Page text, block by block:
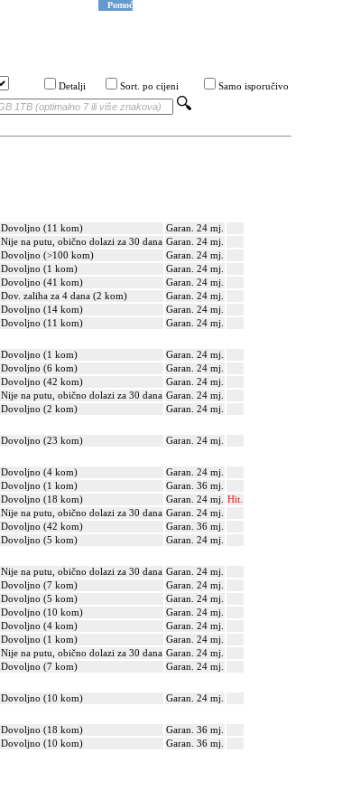
Pomoć
Detalji Sort. po cijeni Samo isporučivo
Dovoljno (11 kom)
Garan. 24 mj.
Nije na putu, obično dolazi za 30 dana Garan. 24 mj.
Dovoljno (>100 kom)
Garan. 24 mj.
Dovoljno (1 kom)
Garan. 24 mj.
Dovoljno (41 kom)
Garan. 24 mj.
Dov. zaliha za 4 dana (2 kom)
Garan. 24 mj.
Dovoljno (14 kom)
Garan. 24 mj.
Dovoljno (11 kom)
Garan. 24 mj.
Dovoljno (1 kom)
Garan. 24 mj.
Dovoljno (6 kom)
Garan. 24 mj.
Dovoljno (42 kom)
Garan. 24 mj.
Nije na putu, obično dolazi za 30 dana Garan. 24 mj.
Dovoljno (2 kom)
Garan. 24 mj.
Dovoljno (23 kom)
Garan. 24 mj.
Dovoljno (4 kom)
Garan. 24 mj.
Dovoljno (1 kom)
Garan. 36 mj.
Dovoljno (18 kom) Garan. 24 mj.
Hit.
Nije na putu, obično dolazi za 30 dana Garan. 24 mj.
Dovoljno (42 kom)
Garan. 36 mj.
Dovoljno (5 kom)
Garan. 24 mj.
Nije na putu, obično dolazi za 30 dana Garan. 24 mj.
Dovoljno (7 kom)
Garan. 24 mj.
Dovoljno (5 kom)
Garan. 24 mj.
Dovoljno (10 kom)
Garan. 24 mj.
Dovoljno (4 kom)
Garan. 24 mj.
Dovoljno (1 kom)
Garan. 24 mj.
Nije na putu, obično dolazi za 30 dana Garan. 24 mj.
Dovoljno (7 kom)
Garan. 24 mj.
Dovoljno (10 kom)
Garan. 24 mj.
Dovoljno (18 kom)
Garan. 36 mj.
Dovoljno (10 kom)
Garan. 36 mj.